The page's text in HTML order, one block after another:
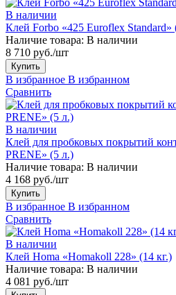
В наличии
Клей Forbo «425 Euroflex Standard»
Наличие товара: В наличии
8 710 руб./шт
Купить
В избранное В избранном
Сравнить
В наличии
Клей для пробковых покрытий
PRENE» (5 л.)
Наличие товара: В наличии
4 168 руб./шт
Купить
В избранное В избранном
Сравнить
В наличии
Клей Homa «Homakoll 228» (14 кг.)
Наличие товара: В наличии
4 081 руб./шт